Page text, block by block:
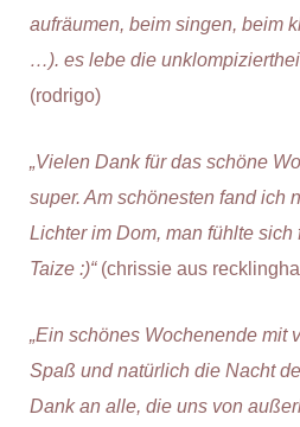
aufräumen, beim singen, beim
…). es lebe die
(rodrigo)
„Vielen Dank für das schöne
super. Am schönesten fand ich
Lichter im Dom, man fühlte sich
Taize :)“(chrissie aus
„Ein schönes Wochenende mit
Spaß und natürlich die Nacht
Dank an alle, die uns von